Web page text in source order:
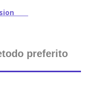
preferito